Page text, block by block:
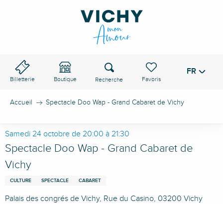
Billetterie Boutique
Voir les favoris
Recherche FR
Accueil Spectacle Doo Wap - Grand Cabaret de Vichy
Samedi 24 octobre de 20:00 à 21:30
Spectacle Doo Wap - Grand Cabaret de
Vichy
CULTURE SPECTACLE CABARET
Palais des congrés de Vichy, Rue du Casino, 03200 Vichy